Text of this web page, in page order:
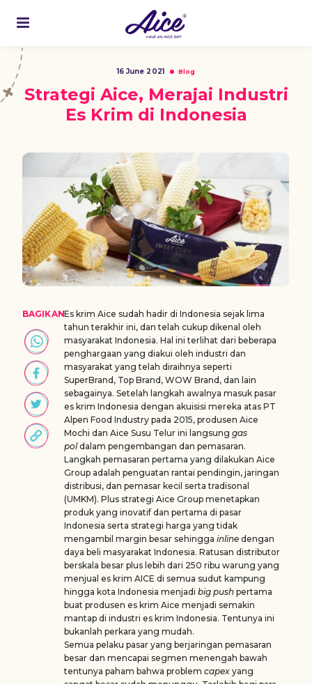
16 June 2021 Blog
Strategi Aice, Merajai Industri
Es Krim di Indonesia
BAGIKANEs krim Aice sudah hadir di Indonesia sejak lima
tahun terakhir ini, dan telah cukup dikenal oleh
masyarakat Indonesia. Hal ini terlihat dari beberapa
penghargaan yang diakui oleh industri dan
masyarakat yang telah diraihnya seperti
SuperBrand, Top Brand, WOW Brand, dan lain
sebagainya. Setelah langkah awalnya masuk pasar
es krim Indonesia dengan akuisisi mereka atas PT
Alpen Food Industry pada 2015, produsen Aice
Mochi dan Aice Susu Telur ini langsung gas
poldalam pengembangan dan pemasaran.
Langkah pemasaran pertama yang dilakukan Aice
Group adalah penguatan rantai pendingin, jaringan
distribusi, dan pemasar kecil serta tradisonal
(UMKM). Plus strategi Aice Group menetapkan
produk yang inovatif dan pertama di pasar
Indonesia serta strategi harga yang tidak
mengambil margin besar sehingga inline dengan
daya beli masyarakat Indonesia. Ratusan distributor
berskala besar plus lebih dari 250 ribu warung yang
menjual es krim AICE di semua sudut kampung
hingga kota Indonesia menjadi big push pertama
buat produsen es krim Aice menjadi semakin
mantap di industri es krim Indonesia. Tentunya ini
bukanlah perkara yang mudah.
Semua pelaku pasar yang berjaringan pemasaran
besar dan mencapai segmen menengah bawah
tentunya paham bahwa problem capex yang